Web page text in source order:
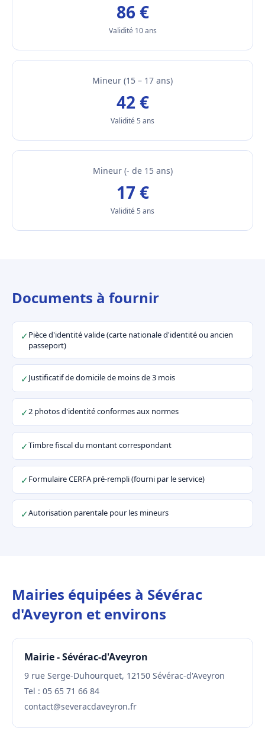
86 €
Validité 10 ans
Mineur (15 – 17 ans)
42 €
Validité 5 ans
Mineur (- de 15 ans)
17 €
Validité 5 ans
Documents à fournir
✓ Pièce d'identité valide (carte nationale d'identité ou ancien
passeport)
✓Justificatif de domicile de moins de 3 mois
✓2 photos d'identité conformes aux normes
✓Timbre fiscal du montant correspondant
✓ Formulaire CERFA pré-rempli (fourni par le service)
✓Autorisation parentale pour les mineurs
Mairies équipées à Sévérac
d'Aveyron et environs
Mairie - Sévérac-d'Aveyron
9 rue Serge-Duhourquet, 12150 Sévérac-d'Aveyron
Tel : 05 65 71 66 84
contact@severacdaveyron.fr